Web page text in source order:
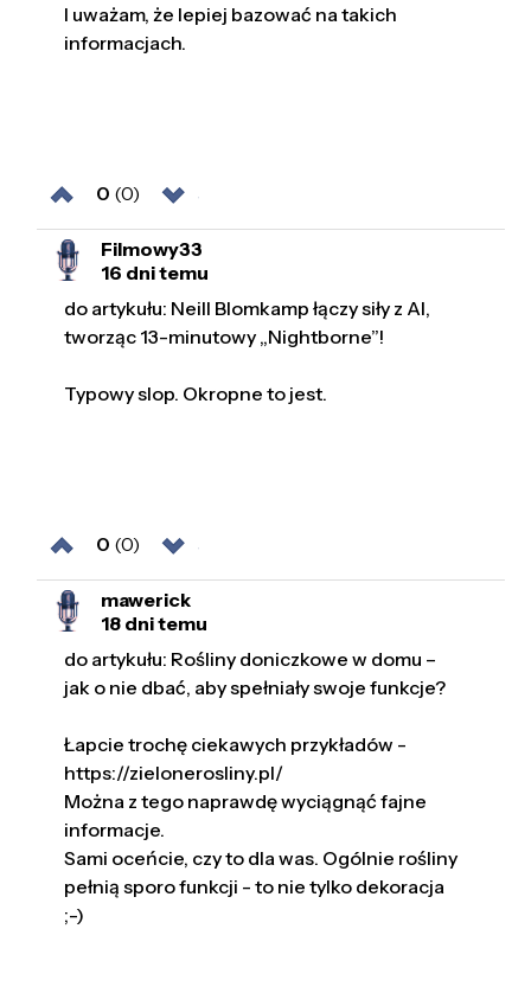
I uważam, że lepiej bazować na takich
informacjach.
0 (0)
Filmowy33
16 dni temu
do artykułu: Neill Blomkamp łączy siły z AI,
tworząc 13-minutowy „Nightborne”!
Typowy slop. Okropne to jest.
0 (0)
mawerick
18 dni temu
do artykułu: Rośliny doniczkowe w domu –
jak o nie dbać, aby spełniały swoje funkcje?
Łapcie trochę ciekawych przykładów -
https://zielonerosliny.pl/
Można z tego naprawdę wyciągnąć fajne
informacje.
Sami oceńcie, czy to dla was. Ogólnie rośliny
pełnią sporo funkcji - to nie tylko dekoracja
;-)